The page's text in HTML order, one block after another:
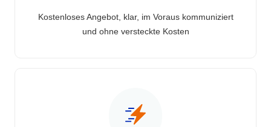
Kostenloses Angebot, klar, im Voraus kommuniziert
und ohne versteckte Kosten